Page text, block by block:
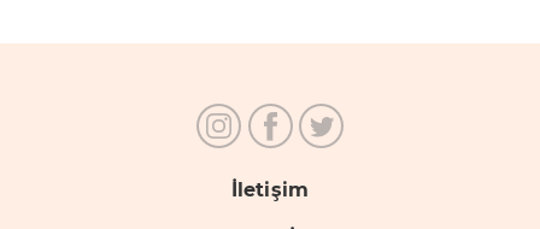
İletişim